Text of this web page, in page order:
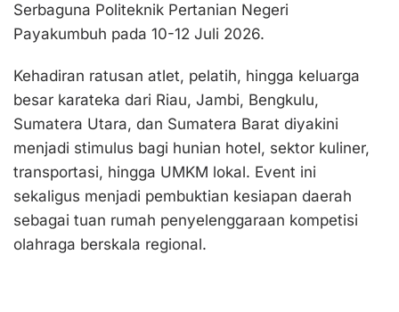
Serbaguna Politeknik Pertanian Negeri
Payakumbuh pada 10-12 Juli 2026.
Kehadiran ratusan atlet, pelatih, hingga keluarga
besar karateka dari Riau, Jambi, Bengkulu,
Sumatera Utara, dan Sumatera Barat diyakini
menjadi stimulus bagi hunian hotel, sektor kuliner,
transportasi, hingga UMKM lokal. Event ini
sekaligus menjadi pembuktian kesiapan daerah
sebagai tuan rumah penyelenggaraan kompetisi
olahraga berskala regional.